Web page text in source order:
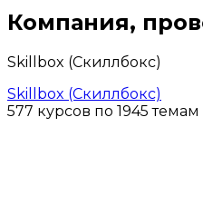
Компания,
Skillbox (Скиллбокс)
Skillbox (Скиллбокс)
577 курсов по 1945 темам